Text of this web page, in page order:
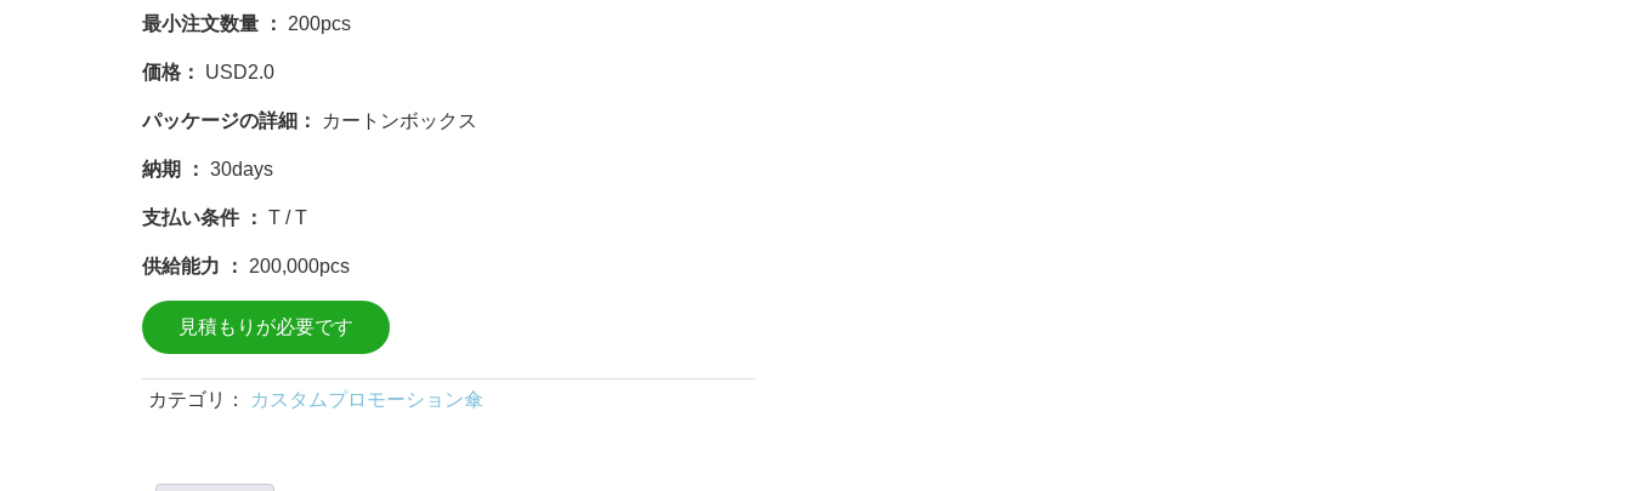
最小注文数量 ： 200pcs
価格： USD2.0
パッケージの詳細： カートンボックス
納期 ： 30days
支払い条件 ： T / T
供給能力 ： 200,000pcs
見積もりが必要です
カテゴリ： カスタムプロモーション傘